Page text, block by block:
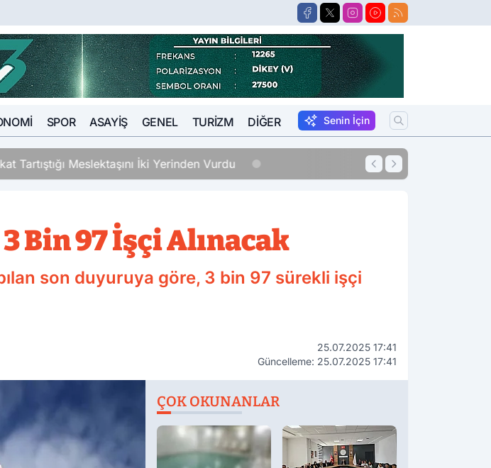
SPOR ASAYIŞ GENEL TURIZM DIĞER Senin İçin
Tartıştığı Meslektaşını İki Yerinden Vurdu 12:33
Bin 97 İşçi Alınacak
son duyuruya göre, 3 bin 97 sürekli işçi
25.07.2025 17:41
Güncelleme: 25.07.2025 17:41
ÇOK OKUNANLAR